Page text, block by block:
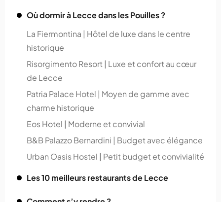
Où dormir à Lecce dans les Pouilles ?
La Fiermontina | Hôtel de luxe dans le centre
historique
Risorgimento Resort | Luxe et confort au cœur
de Lecce
Patria Palace Hotel | Moyen de gamme avec
charme historique
Eos Hotel | Moderne et convivial
B&B Palazzo Bernardini | Budget avec élégance
Urban Oasis Hostel | Petit budget et convivialité
Les 10 meilleurs restaurants de Lecce